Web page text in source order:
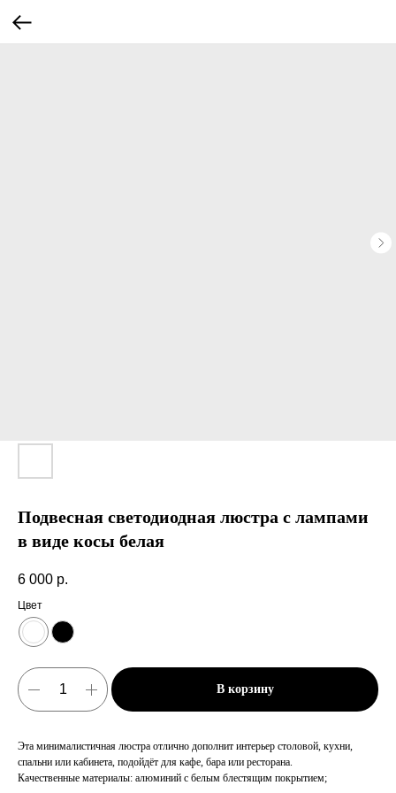
Подвесная светодиодная люстра с лампами
в виде косы белая
6 000 р.
Цвет
В корзину
Эта минималистичная люстра отлично дополнит интерьер столовой, кухни,
спальни или кабинета, подойдёт для кафе, бара или ресторана.
Качественные материалы: алюминий с белым блестящим покрытием;